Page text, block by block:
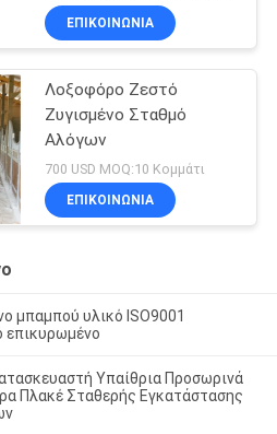
πλευρά με τη μακράς
διαρκείας συρόμενη
ΕΠΙΚΟΙΝΩΝΙΑ
Λοξοφόρο Ζεστό
Ζυγισμένο Σταθμό
Αλόγων
700 USD MOQ:10 Κομμάτι
ΕΠΙΚΟΙΝΩΝΙΑ
μπαμπού υλικό ISO9001
επικυρωμένο
Υπαίθρια Προσωρινά
Πλακέ Σταθερής Εγκατάστασης